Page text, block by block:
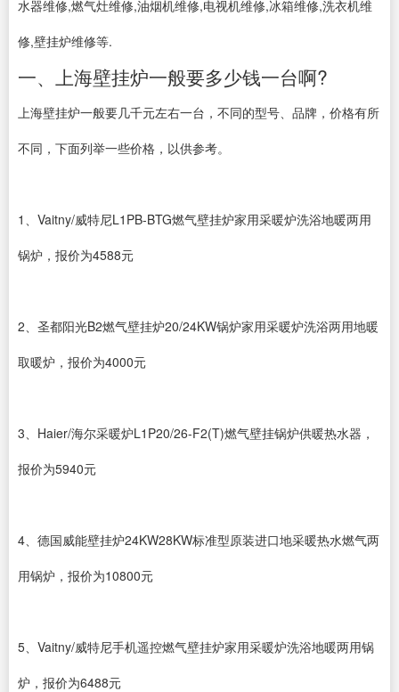
水器维修,燃气灶维修,油烟机维修,电视机维修,冰箱维修,洗衣机维
修,壁挂炉维修等.
一、上海壁挂炉一般要多少钱一台啊?
上海壁挂炉一般要几千元左右一台，不同的型号、品牌，价格有所
不同，下面列举一些价格，以供参考。
1、Vaitny/威特尼L1PB-BTG燃气壁挂炉家用采暖炉洗浴地暖两用
锅炉，报价为4588元
2、圣都阳光B2燃气壁挂炉20/24KW锅炉家用采暖炉洗浴两用地暖
取暖炉，报价为4000元
3、Haier/海尔采暖炉L1P20/26-F2(T)燃气壁挂锅炉供暖热水器，
报价为5940元
4、德国威能壁挂炉24KW28KW标准型原装进口地采暖热水燃气两
用锅炉，报价为10800元
5、Vaitny/威特尼手机遥控燃气壁挂炉家用采暖炉洗浴地暖两用锅
炉，报价为6488元